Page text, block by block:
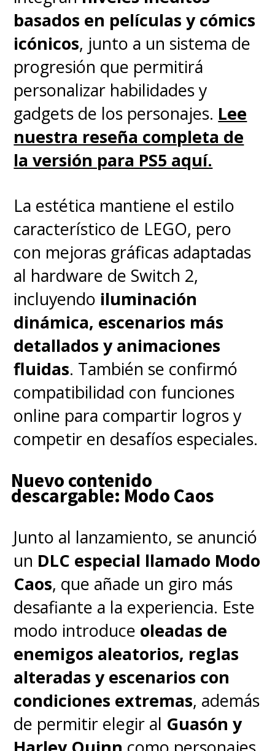
basados en películas y cómics
icónicos, junto a un sistema de
progresión que permitirá
personalizar habilidades y
gadgets de los personajes. Lee
nuestra reseña completa de
la versión para PS5 aquí.
La estética mantiene el estilo
característico de LEGO, pero
con mejoras gráficas adaptadas
al hardware de Switch 2,
incluyendo iluminación
dinámica, escenarios más
detallados y animaciones
fluidas. También se confirmó
compatibilidad con funciones
online para compartir logros y
competir en desafíos especiales.
Nuevo contenido
descargable: Modo Caos
Junto al lanzamiento, se anunció
un DLC especial llamado Modo
Caos, que añade un giro más
desafiante a la experiencia. Este
modo introduce oleadas de
enemigos aleatorios, reglas
alteradas y escenarios con
condiciones extremas, además
de permitir elegir al Guasón y